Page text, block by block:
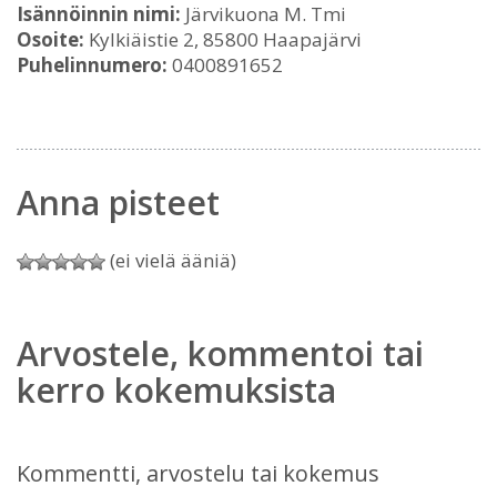
Isännöinnin nimi: Järvikuona M. Tmi
Osoite: Kylkiäistie 2, 85800 Haapajärvi
Puhelinnumero: 0400891652
Anna pisteet
(ei vielä ääniä)
Arvostele, kommentoi tai
kerro kokemuksista
Kommentti, arvostelu tai kokemus